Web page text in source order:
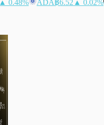
▲ 0.48% ADA฿6.52 ▲ 0.02%